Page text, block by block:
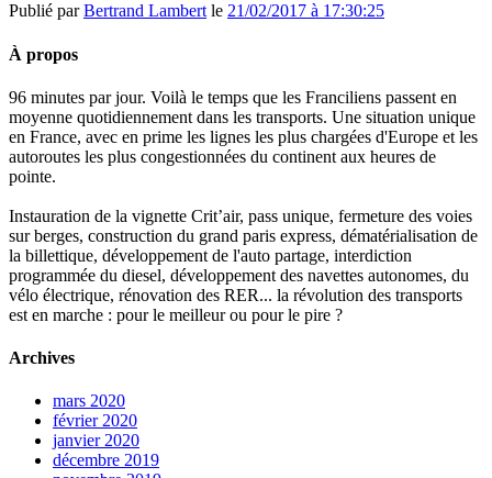
Publié parBertrand Lambert le 21/02/2017 à 17:30:25
À propos
96 minutes par jour. Voilà le temps que les Franciliens passent en
moyenne quotidiennement dans les transports. Une situation unique
en France, avec en prime les lignes les plus chargées d'Europe et les
autoroutes les plus congestionnées du continent aux heures de
pointe.
Instauration de la vignette Crit’air, pass unique, fermeture des voies
sur berges, construction du grand paris express, dématérialisation de
la billettique, développement de l'auto partage, interdiction
programmée du diesel, développement des navettes autonomes, du
vélo électrique, rénovation des RER... la révolution des transports
est en marche : pour le meilleur ou pour le pire ?
Archives
mars 2020
février 2020
janvier 2020
décembre 2019